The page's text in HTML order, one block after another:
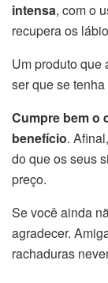
intensa, com o
recupera os
Um produto que
ser que se
Cumpre bem o
benefício.
do que os seus
preço.
Se você ainda
agradecer.
rachaduras